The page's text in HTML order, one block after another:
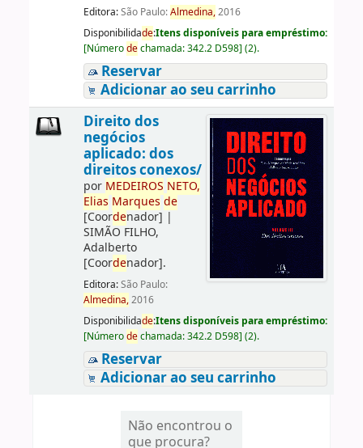
Editora:São Paulo:Almedina,2016
Disponibilidade:Itens disponíveis para empréstimo:
[Númerodechamada:342.2 D598] (2).
Reservar
Adicionar ao seu carrinho
Direito dos
negócios
aplicado: dos
direitos conexos/
por MEDEIROS NETO,
Elias Marques de
[Coordenador] |
SIMÃO FILHO,
Adalberto
[Coordenador].
Editora:São Paulo:
Almedina,2016
Disponibilidade:Itens disponíveis para empréstimo:
[Númerodechamada:342.2 D598] (2).
Reservar
Adicionar ao seu carrinho
Não encontrou o
que procura?